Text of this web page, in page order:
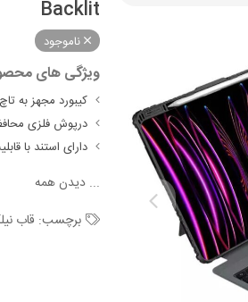
Backlit
ناموجود
ویژگی های
کیبورد مجهز به
درپوش فلزی
دارای استند با
...دیدن همه
برچسب: قاب